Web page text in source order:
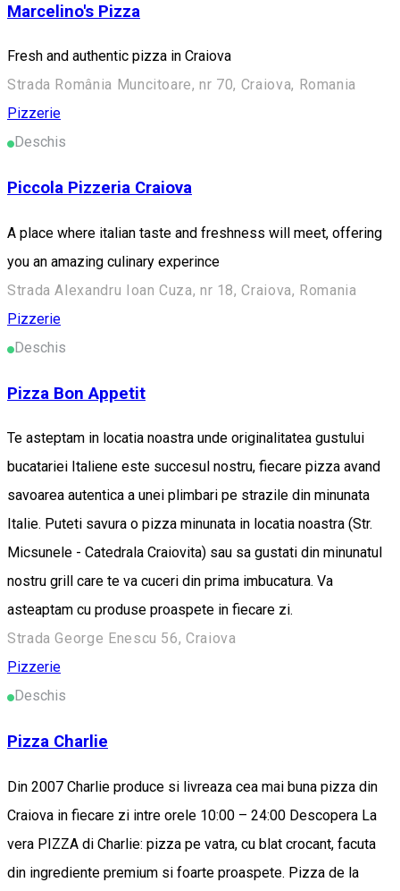
Marcelino's Pizza
Fresh and authentic pizza in Craiova
Strada România Muncitoare, nr 70, Craiova, Romania
Pizzerie
Deschis
Piccola Pizzeria Craiova
A place where italian taste and freshness will meet, offering
you an amazing culinary experince
Strada Alexandru Ioan Cuza, nr 18, Craiova, Romania
Pizzerie
Deschis
Pizza Bon Appetit
Te asteptam in locatia noastra unde originalitatea gustului
bucatariei Italiene este succesul nostru, fiecare pizza avand
savoarea autentica a unei plimbari pe strazile din minunata
Italie. Puteti savura o pizza minunata in locatia noastra (Str.
Micsunele - Catedrala Craiovita) sau sa gustati din minunatul
nostru grill care te va cuceri din prima imbucatura. Va
asteaptam cu produse proaspete in fiecare zi.
Strada George Enescu 56, Craiova
Pizzerie
Deschis
Pizza Charlie
Din 2007 Charlie produce si livreaza cea mai buna pizza din
Craiova in fiecare zi intre orele 10:00 – 24:00 Descopera La
vera PIZZA di Charlie: pizza pe vatra, cu blat crocant, facuta
din ingrediente premium si foarte proaspete. Pizza de la